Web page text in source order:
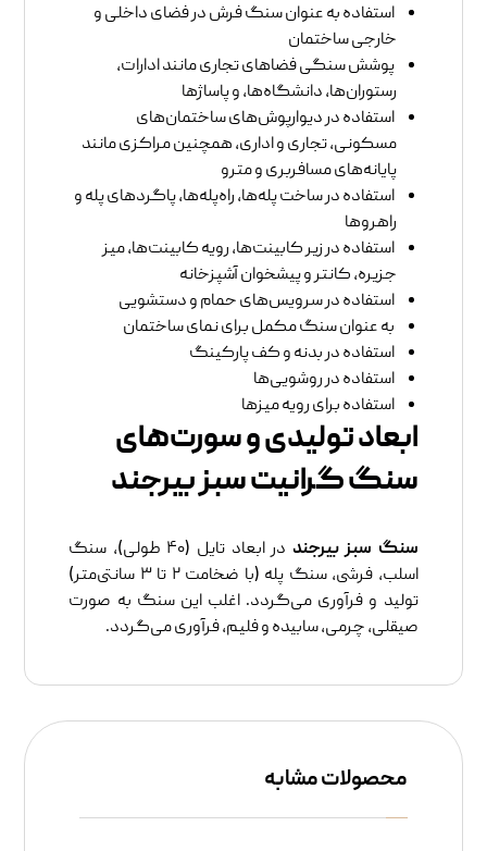
استفاده به عنوان سنگ فرش در فضای داخلی و
خارجی ساختمان
پوشش سنگی فضاهای تجاری مانند ادارات،
رستوران‌ها، دانشگاه‌ها، و پاساژها
استفاده در دیوارپوش‌های ساختمان‌های
مسکونی، تجاری و اداری، همچنین مراکزی مانند
پایانه‌های مسافربری و مترو
استفاده در ساخت پله‌ها، راه‌پله‌ها، پاگردهای پله و
راهروها
استفاده در زیر کابینت‌ها، رویه کابینت‌ها، میز
جزیره، کانتر و پیشخوان آشپزخانه
استفاده در سرویس‌های حمام و دستشویی
به عنوان سنگ مکمل برای نمای ساختمان
استفاده در بدنه و کف پارکینگ
استفاده در روشویی‌ها
استفاده برای رویه میز‌ها
ابعاد تولیدی و سورت‌های
سنگ گرانیت سبز بیرجند
سنگ سبز بیرجند
در ابعاد تایل (۴۰ طولی)، سنگ
اسلب، فرشی، سنگ پله (با ضخامت ۲ تا ۳ سانتی‌متر)
تولید و فرآوری می‌گردد. اغلب این سنگ به صورت
صیقلی، چرمی، سابیده و فلیم، فرآوری می‌گردد.
محصولات مشابه